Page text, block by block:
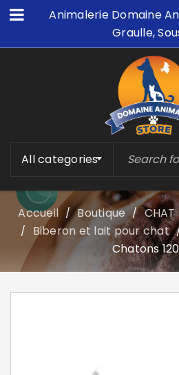
Animalerie Domaine
Graulle,
All categories
Accueil / Boutique / CHAT
/ Biberon et lait pour chat
Chatons